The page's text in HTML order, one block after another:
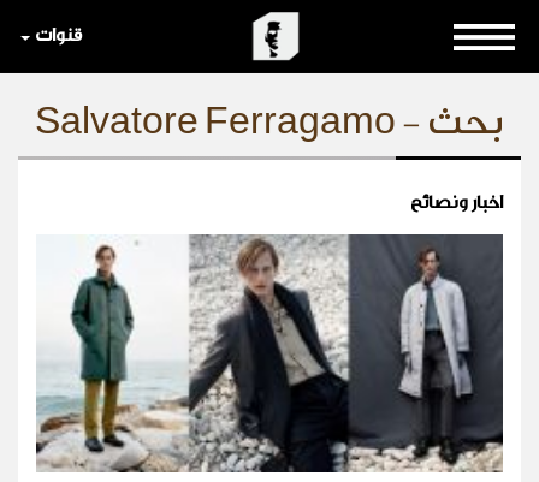
قنوات
بحث - Salvatore Ferragamo
اخبار ونصائح